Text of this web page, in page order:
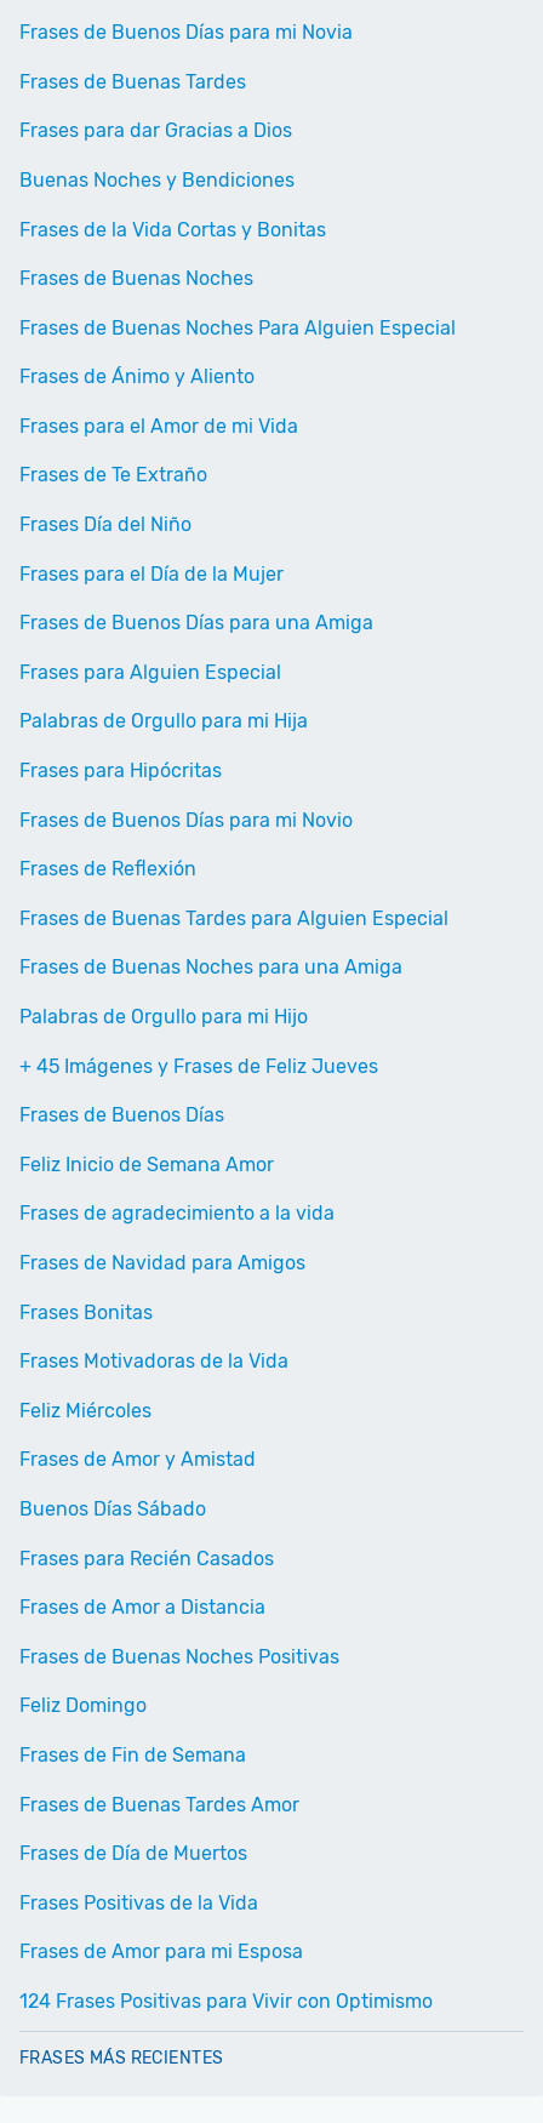
Frases de Buenos Días para mi Novia
Frases de Buenas Tardes
Frases para dar Gracias a Dios
Buenas Noches y Bendiciones
Frases de la Vida Cortas y Bonitas
Frases de Buenas Noches
Frases de Buenas Noches Para Alguien Especial
Frases de Ánimo y Aliento
Frases para el Amor de mi Vida
Frases de Te Extraño
Frases Día del Niño
Frases para el Día de la Mujer
Frases de Buenos Días para una Amiga
Frases para Alguien Especial
Palabras de Orgullo para mi Hija
Frases para Hipócritas
Frases de Buenos Días para mi Novio
Frases de Reflexión
Frases de Buenas Tardes para Alguien Especial
Frases de Buenas Noches para una Amiga
Palabras de Orgullo para mi Hijo
+ 45 Imágenes y Frases de Feliz Jueves
Frases de Buenos Días
Feliz Inicio de Semana Amor
Frases de agradecimiento a la vida
Frases de Navidad para Amigos
Frases Bonitas
Frases Motivadoras de la Vida
Feliz Miércoles
Frases de Amor y Amistad
Buenos Días Sábado
Frases para Recién Casados
Frases de Amor a Distancia
Frases de Buenas Noches Positivas
Feliz Domingo
Frases de Fin de Semana
Frases de Buenas Tardes Amor
Frases de Día de Muertos
Frases Positivas de la Vida
Frases de Amor para mi Esposa
124 Frases Positivas para Vivir con Optimismo
FRASES MÁS RECIENTES